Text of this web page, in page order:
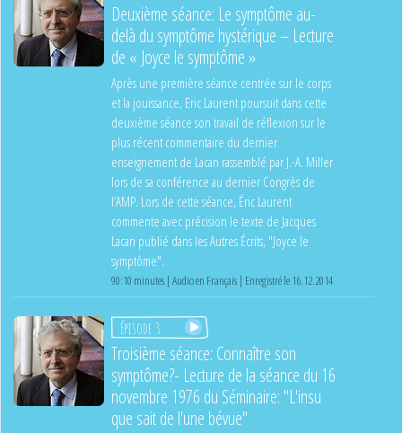
Deuxième séance: Le symptôme au-
delà du symptôme hystérique – Lecture
de « Joyce le symptôme »
Après une première séance centrée sur le corps
et la jouissance, Eric Laurent poursuit dans cette
deuxième séance son travail de réflexion sur le
plus récent commentaire du dernier
enseignement de Lacan rassemblé par J.-A. Miller
lors de sa conférence au dernier Congrès de
l’AMP. Lors de cette séance, Éric Laurent
commente avec précision le texte de Jacques
Lacan publié dans les Autres Écrits, "Joyce le
symptôme".
90:10 minutes | Audio en Français | Enregistré le 16.12.2014
Épisode 3
Troisième séance: Connaître son
symptôme?- Lecture de la séance du 16
novembre 1976 du Séminaire: "L'insu
que sait de l'une bévue"